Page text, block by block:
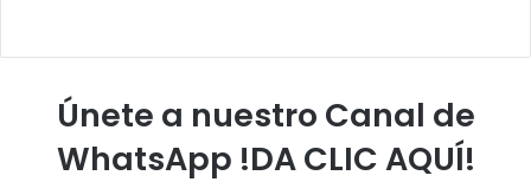
Únete a nuestro Canal de
WhatsApp !DA CLIC AQUÍ!